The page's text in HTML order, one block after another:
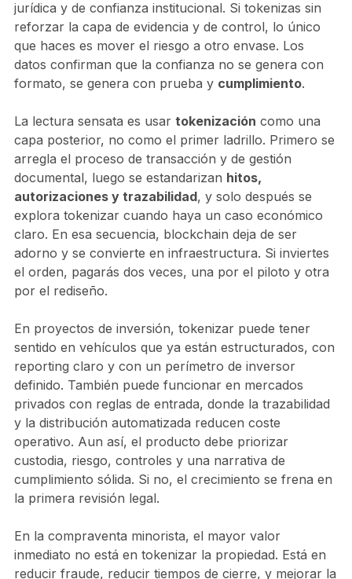
jurídica y de confianza institucional. Si tokenizas sin
reforzar la capa de evidencia y de control, lo único
que haces es mover el riesgo a otro envase. Los
datos confirman que la confianza no se genera con
formato, se genera con prueba y cumplimiento.
La lectura sensata es usar tokenización como una
capa posterior, no como el primer ladrillo. Primero se
arregla el proceso de transacción y de gestión
documental, luego se estandarizan hitos,
autorizaciones y trazabilidad, y solo después se
explora tokenizar cuando haya un caso económico
claro. En esa secuencia, blockchain deja de ser
adorno y se convierte en infraestructura. Si inviertes
el orden, pagarás dos veces, una por el piloto y otra
por el rediseño.
En proyectos de inversión, tokenizar puede tener
sentido en vehículos que ya están estructurados, con
reporting claro y con un perímetro de inversor
definido. También puede funcionar en mercados
privados con reglas de entrada, donde la trazabilidad
y la distribución automatizada reducen coste
operativo. Aun así, el producto debe priorizar
custodia, riesgo, controles y una narrativa de
cumplimiento sólida. Si no, el crecimiento se frena en
la primera revisión legal.
En la compraventa minorista, el mayor valor
inmediato no está en tokenizar la propiedad. Está en
reducir fraude, reducir tiempos de cierre, y mejorar la